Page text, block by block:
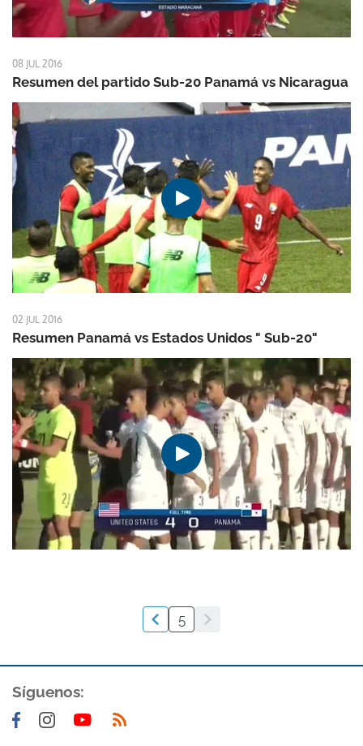
08 JUL 2016
Resumen del partido Sub-20 Panamá vs Nicaragua
02 JUL 2016
Resumen Panamá vs Estados Unidos " Sub-20"
5
Síguenos: